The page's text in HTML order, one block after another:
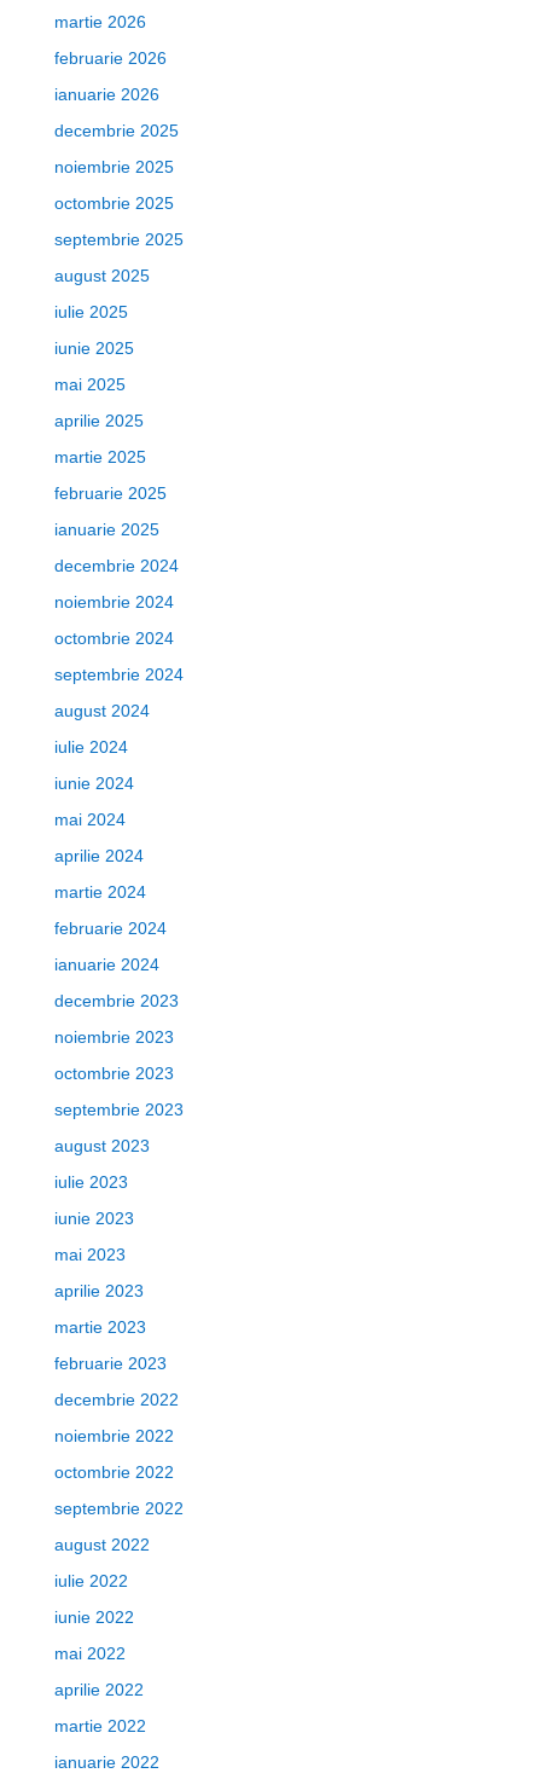
martie 2026
februarie 2026
ianuarie 2026
decembrie 2025
noiembrie 2025
octombrie 2025
septembrie 2025
august 2025
iulie 2025
iunie 2025
mai 2025
aprilie 2025
martie 2025
februarie 2025
ianuarie 2025
decembrie 2024
noiembrie 2024
octombrie 2024
septembrie 2024
august 2024
iulie 2024
iunie 2024
mai 2024
aprilie 2024
martie 2024
februarie 2024
ianuarie 2024
decembrie 2023
noiembrie 2023
octombrie 2023
septembrie 2023
august 2023
iulie 2023
iunie 2023
mai 2023
aprilie 2023
martie 2023
februarie 2023
decembrie 2022
noiembrie 2022
octombrie 2022
septembrie 2022
august 2022
iulie 2022
iunie 2022
mai 2022
aprilie 2022
martie 2022
ianuarie 2022